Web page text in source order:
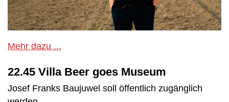
Mehr dazu ...
22.45 Villa Beer goes Museum
Josef Franks Baujuwel soll öffentlich zugänglich